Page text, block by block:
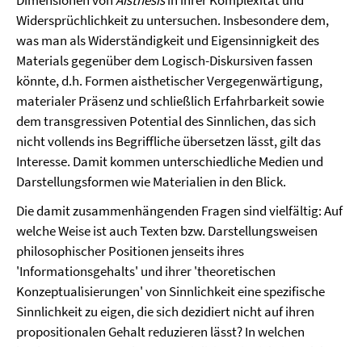
Widersprüchlichkeit zu untersuchen. Insbesondere dem,
was man als Widerständigkeit und Eigensinnigkeit des
Materials gegenüber dem Logisch-Diskursiven fassen
könnte, d.h. Formen aisthetischer Vergegenwärtigung,
materialer Präsenz und schließlich Erfahrbarkeit sowie
dem transgressiven Potential des Sinnlichen, das sich
nicht vollends ins Begriffliche übersetzen lässt, gilt das
Interesse. Damit kommen unterschiedliche Medien und
Darstellungsformen wie Materialien in den Blick.
Die damit zusammenhängenden Fragen sind vielfältig: Auf
welche Weise ist auch Texten bzw. Darstellungsweisen
philosophischer Positionen jenseits ihres
'Informationsgehalts' und ihrer 'theoretischen
Konzeptualisierungen' von Sinnlichkeit eine spezifische
Sinnlichkeit zu eigen, die sich dezidiert nicht auf ihren
propositionalen Gehalt reduzieren lässt? In welchen